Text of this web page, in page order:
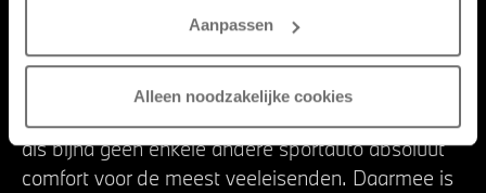
Aanpassen
Alleen noodzakelijke cookies
Twee kwaliteiten, maximaal tot uiting gebracht:
het interieur van de nieuwe BMW M8 Coupé
getuigt op een fascinerende wijze van
meeslepende sportiviteit. Tegelijkertijd biedt het
als bijna geen enkele andere sportauto absoluut
comfort voor de meest veeleisenden. Daarmee is